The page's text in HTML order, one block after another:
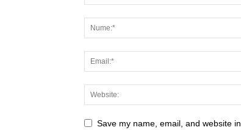
Save my name, email, and website